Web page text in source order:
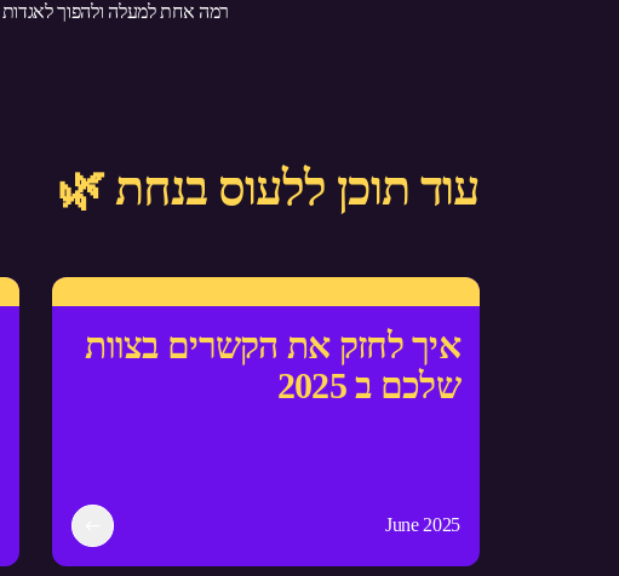
רמה אחת למעלה ולהפוך לאגדות
עוד תוכן ללעוס בנחת 🌿
איך לחזק את הקשרים בצוות
שלכם ב 2025
June 2025